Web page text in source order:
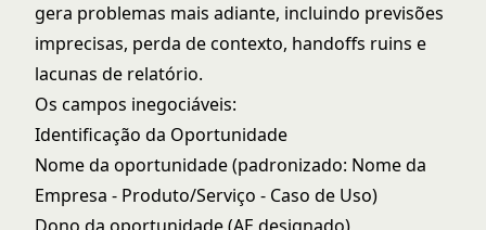
gera problemas mais adiante, incluindo previsões
imprecisas, perda de contexto, handoffs ruins e
lacunas de relatório.
Os campos inegociáveis:
Identificação da Oportunidade
Nome da oportunidade (padronizado: Nome da
Empresa - Produto/Serviço - Caso de Uso)